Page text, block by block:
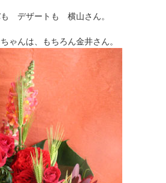
デザートも 横山さん。
ゃんは、もちろん金井さん。